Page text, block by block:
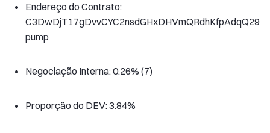
Endereço do Contrato:
C3DwDjT17gDvvCYC2nsdGHxDHVmQRdhKfpAdqQ29
pump
Negociação Interna: 0.26% (7)
Proporção do DEV: 3.84%